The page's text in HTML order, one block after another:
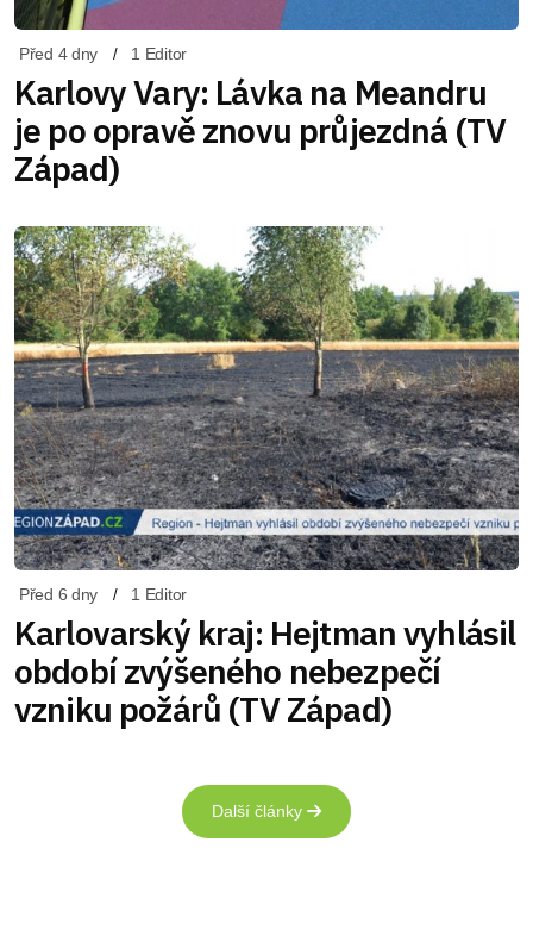
Před 4 dny 1 Editor
Karlovy Vary: Lávka na Meandru
je po opravě znovu průjezdná (TV
Západ)
Před 6 dny 1 Editor
Karlovarský kraj: Hejtman vyhlásil
období zvýšeného nebezpečí
vzniku požárů (TV Západ)
Další články